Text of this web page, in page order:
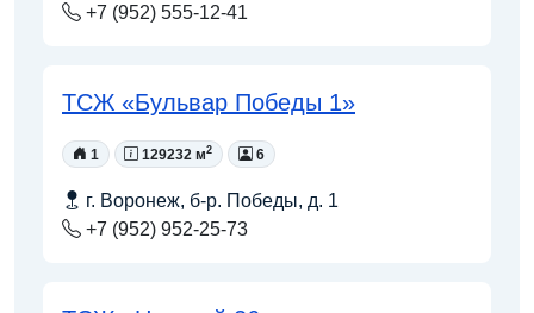
+7 (952) 555-12-41
ТСЖ «Бульвар Победы 1»
1 129232 м2 6
г. Воронеж, б-р. Победы, д. 1
+7 (952) 952-25-73